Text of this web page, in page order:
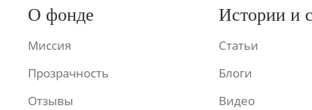
О фонде
Миссия
Прозрачность
Отзывы
Истории и
Статьи
Блоги
Видео